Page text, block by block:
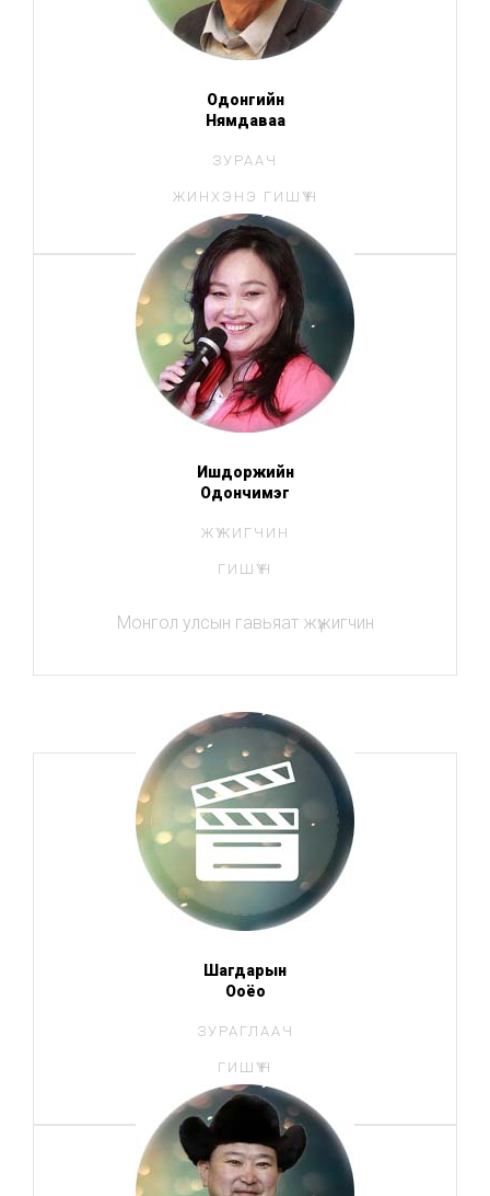
Одонгийн
Нямдаваа
ЗУРААЧ
ЖИНХЭНЭ ГИШҮҮН
Ишдоржийн
Одончимэг
ЖҮЖИГЧИН
ГИШҮҮН
Монгол улсын гавьяат жүжигчин
Шагдарын
Ооёо
ЗУРАГЛААЧ
ГИШҮҮН